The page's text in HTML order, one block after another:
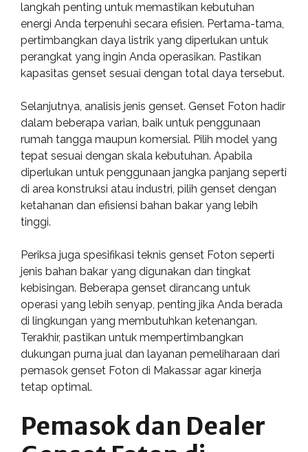
langkah penting untuk memastikan kebutuhan
energi Anda terpenuhi secara efisien. Pertama-tama,
pertimbangkan daya listrik yang diperlukan untuk
perangkat yang ingin Anda operasikan. Pastikan
kapasitas genset sesuai dengan total daya tersebut.
Selanjutnya, analisis jenis genset. Genset Foton hadir
dalam beberapa varian, baik untuk penggunaan
rumah tangga maupun komersial. Pilih model yang
tepat sesuai dengan skala kebutuhan. Apabila
diperlukan untuk penggunaan jangka panjang seperti
di area konstruksi atau industri, pilih genset dengan
ketahanan dan efisiensi bahan bakar yang lebih
tinggi.
Periksa juga spesifikasi teknis genset Foton seperti
jenis bahan bakar yang digunakan dan tingkat
kebisingan. Beberapa genset dirancang untuk
operasi yang lebih senyap, penting jika Anda berada
di lingkungan yang membutuhkan ketenangan.
Terakhir, pastikan untuk mempertimbangkan
dukungan purna jual dan layanan pemeliharaan dari
pemasok genset Foton di Makassar agar kinerja
tetap optimal.
Pemasok dan Dealer